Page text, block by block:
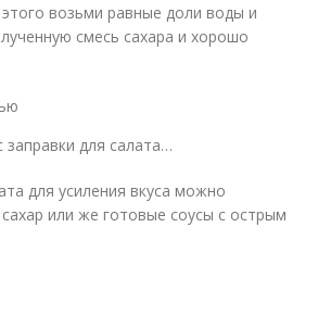
возьми равные доли воды и
смесь сахара и хорошо
заправки для салата…
для усиления вкуса можно
или же готовые соусы с острым